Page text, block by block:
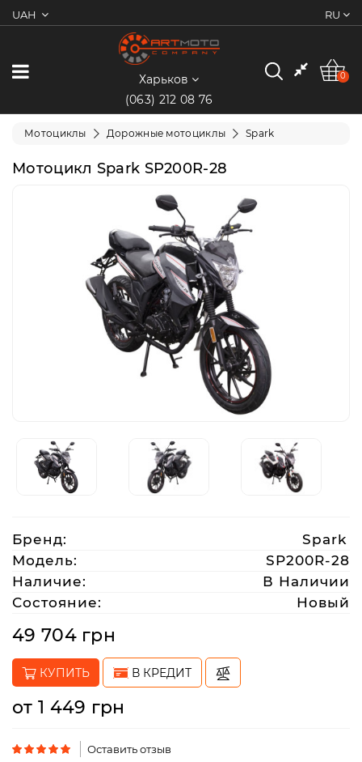
UAH RU
0
Категории
Мотоциклы
Электротранспорт
Экипировка
(063)
212
08
76
artmoto.info@gmail.com
Режим
работы:
Пт
Харьков
(063) 212 08 76
0
Мотоциклы Дорожные мотоциклы Spark
Мотоцикл Spark SP200R-28
Бренд:
Spark
Модель:
SP200R-28
Наличие:
В Наличии
Состояние:
Новый
49 704 грн
КУПИТЬ В КРЕДИТ
от 1 449 грн
Оставить отзыв